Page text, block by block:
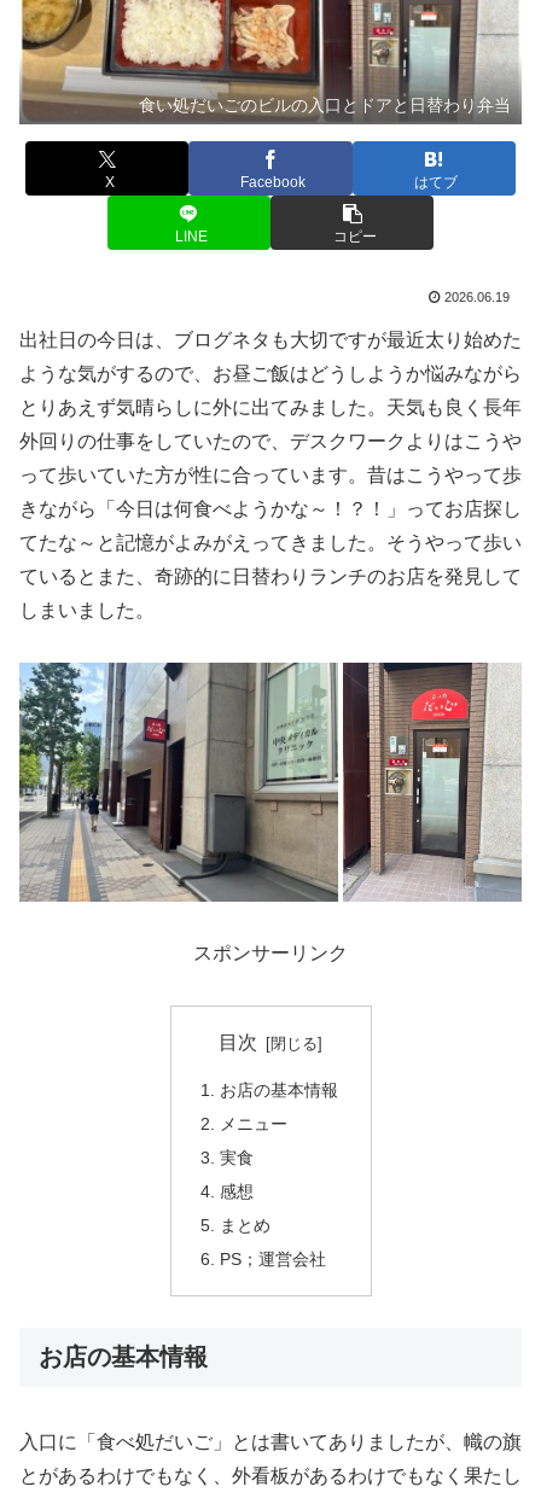
食い処だいごのビルの入口とドアと日替わり弁当
X Facebook はてブ
LINE コピー
2026.06.19
出社日の今日は、ブログネタも大切ですが最近太り始めた
ような気がするので、お昼ご飯はどうしようか悩みながら
とりあえず気晴らしに外に出てみました。天気も良く長年
外回りの仕事をしていたので、デスクワークよりはこうや
って歩いていた方が性に合っています。昔はこうやって歩
きながら「今日は何食べようかな～！？！」ってお店探し
てたな～と記憶がよみがえってきました。そうやって歩い
ているとまた、奇跡的に日替わりランチのお店を発見して
しまいました。
スポンサーリンク
目次
お店の基本情報
メニュー
実食
感想
まとめ
PS；運営会社
お店の基本情報
入口に「食べ処だいご」とは書いてありましたが、幟の旗
とがあるわけでもなく、外看板があるわけでもなく果たし